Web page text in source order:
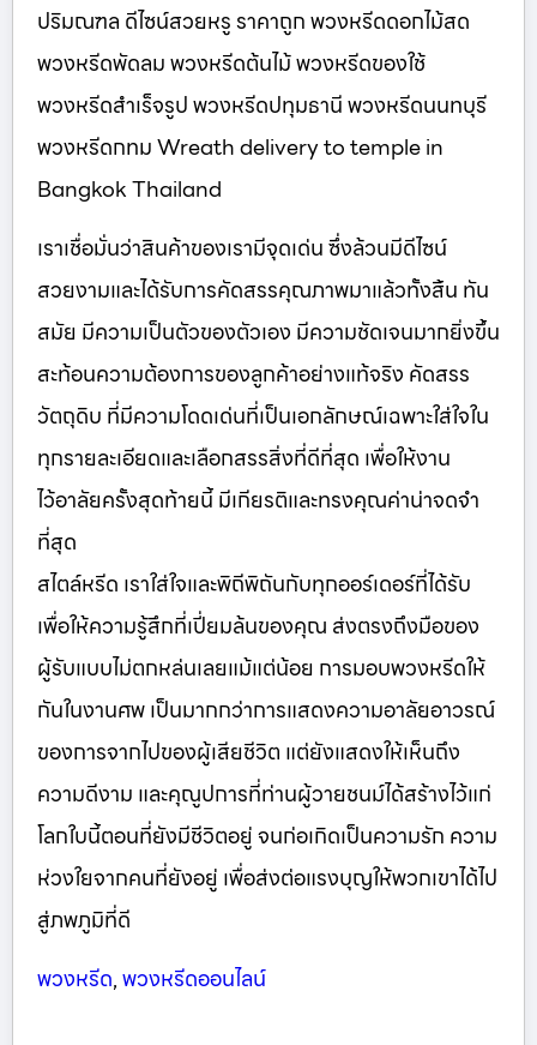
ปริมณฑล ดีไซน์สวยหรู ราคาถูก พวงหรีดดอกไม้สด
พวงหรีดพัดลม พวงหรีดต้นไม้ พวงหรีดของใช้
พวงหรีดสำเร็จรูป พวงหรีดปทุมธานี พวงหรีดนนทบุรี
พวงหรีดกทม Wreath delivery to temple in
Bangkok Thailand
เราเชื่อมั่นว่าสินค้าของเรามีจุดเด่น ซึ่งล้วนมีดีไซน์
สวยงามและได้รับการคัดสรรคุณภาพมาแล้วทั้งสิ้น ทัน
สมัย มีความเป็นตัวของตัวเอง มีความชัดเจนมากยิ่งขึ้น
สะท้อนความต้องการของลูกค้าอย่างแท้จริง คัดสรร
วัตถุดิบ ที่มีความโดดเด่นที่เป็นเอกลักษณ์เฉพาะใส่ใจใน
ทุกรายละเอียดและเลือกสรรสิ่งที่ดีที่สุด เพื่อให้งาน
ไว้อาลัยครั้งสุดท้ายนี้ มีเกียรติและทรงคุณค่าน่าจดจำ
ที่สุด
สไตล์หรีด เราใส่ใจและพิถีพิถันกับทุกออร์เดอร์ที่ได้รับ
เพื่อให้ความรู้สึกที่เปี่ยมล้นของคุณ ส่งตรงถึงมือของ
ผู้รับแบบไม่ตกหล่นเลยแม้แต่น้อย การมอบพวงหรีดให้
กันในงานศพ เป็นมากกว่าการแสดงความอาลัยอาวรณ์
ของการจากไปของผู้เสียชีวิต แต่ยังแสดงให้เห็นถึง
ความดีงาม และคุณูปการที่ท่านผู้วายชนม์ได้สร้างไว้แก่
โลกใบนี้ตอนที่ยังมีชีวิตอยู่ จนก่อเกิดเป็นความรัก ความ
ห่วงใยจากคนที่ยังอยู่ เพื่อส่งต่อแรงบุญให้พวกเขาได้ไป
สู่ภพภูมิที่ดี
พวงหรีด,พวงหรีดออนไลน์